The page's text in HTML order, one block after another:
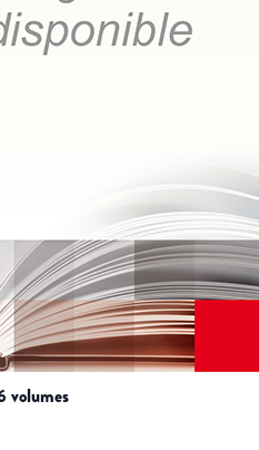
volumes